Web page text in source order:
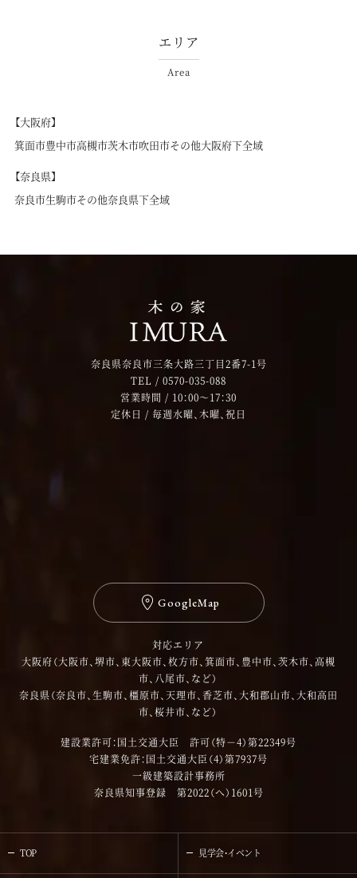
エリア
Area
【大阪府】
箕面市豊中市高槻市茨木市吹田市その他大阪府下全域
【奈良県】
奈良市生駒市その他奈良県下全域
奈良県奈良市三条大路三丁目2番7-1号
TEL / 0570-035-088
営業時間 / 10：00～17：30
定休日 / 毎週水曜、木曜、祝日
GoogleMap
対応エリア
大阪府（大阪市、堺市、東大阪市、枚方市、箕面市、豊中市、茨木市、高槻
市、八尾市、など）
奈良県（奈良市、生駒市、橿原市、天理市、香芝市、大和郡山市、大和高田
市、桜井市、など）
建設業許可：国土交通大臣 許可（特－4）第22349号
宅建業免許：国土交通大臣（4）第7937号
一級建築設計事務所
奈良県知事登録 第2022（へ）1601号
TOP 見学会・イベント